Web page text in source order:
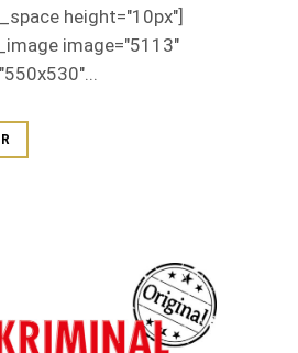
height="10px"]
image="5113"